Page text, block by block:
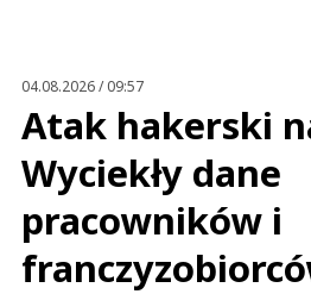
04.08.2026 / 09:57
Atak hakerski
Wyciekły dane
pracowników i